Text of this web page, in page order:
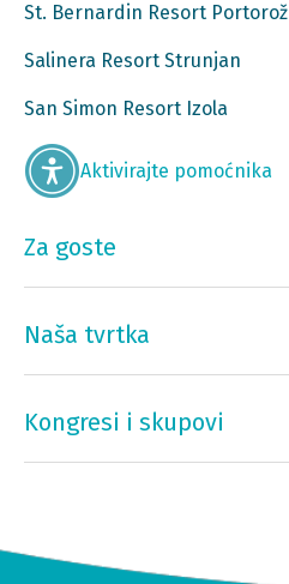
St. Bernardin Resort Portorož
Salinera Resort Strunjan
San Simon Resort Izola
Aktivirajte pomoćnika
Za goste
Naša tvrtka
Kongresi i skupovi